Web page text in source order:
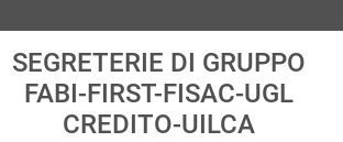
SEGRETERIE DI GRUPPO
FABI-FIRST-FISAC-UGL
CREDITO-UILCA